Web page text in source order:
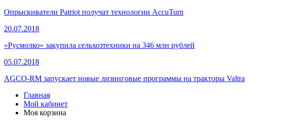
Опрыскиватели Patriot получат технологии AccuTurn
20.07.2018
«Русмолко» закупила сельхозтехники на 346 млн рублей
05.07.2018
AGCO-RM запускает новые лизинговые программы на тракторы Valtra
Главная
Мой кабинет
Моя корзина